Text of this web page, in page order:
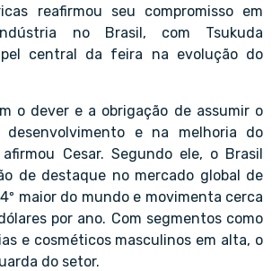
reafirmou seu compromisso em
no Brasil, com Tsukuda
central da feira na evolução do
o dever e a obrigação de assumir o
desenvolvimento e na melhoria do
Cesar. Segundo ele, o Brasil
de destaque no mercado global de
maior do mundo e movimenta cerca
por ano. Com segmentos como
e cosméticos masculinos em alta, o
do setor.